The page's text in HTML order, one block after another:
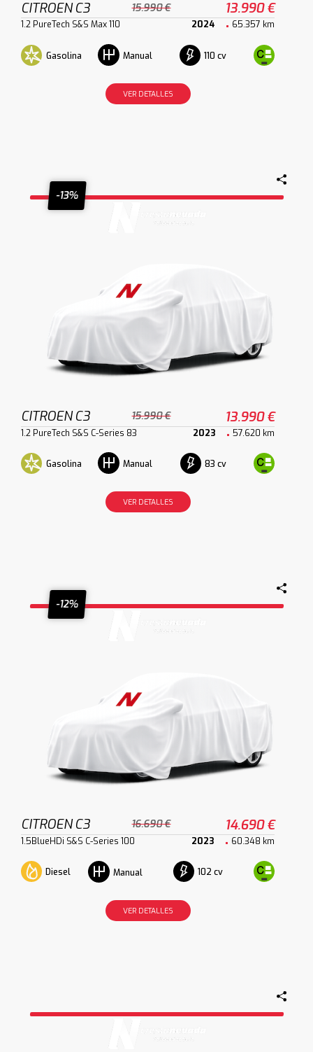
CITROEN C3 15.990 € 13.990 €
1.2 PureTech S&S Max 110 2024 65.357 km
Gasolina Manual 110 cv
VER DETALLES
-13%
CITROEN C3 15.990 € 13.990 €
1.2 PureTech S&S C-Series 83 2023 57.620 km
Gasolina Manual 83 cv
VER DETALLES
-12%
CITROEN C3 16.690 € 14.690 €
1.5BlueHDi S&S C-Series 100 2023 60.348 km
Diesel Manual 102 cv
VER DETALLES